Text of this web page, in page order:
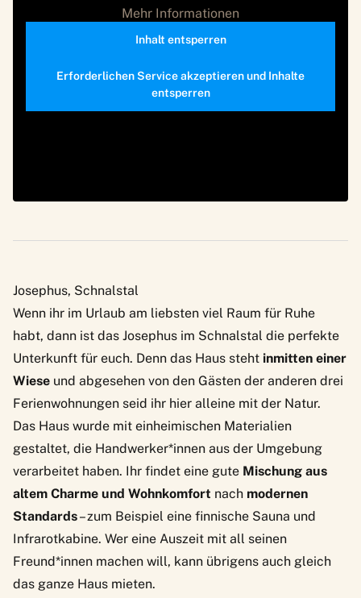
Mehr Informationen
Inhalt entsperren
Erforderlichen Service akzeptieren und Inhalte
entsperren
Josephus, Schnalstal
Wenn ihr im Urlaub am liebsten viel Raum für Ruhe
habt, dann ist das Josephus im Schnalstal die perfekte
Unterkunft für euch. Denn das Haus steht inmitten einer
Wiese und abgesehen von den Gästen der anderen drei
Ferienwohnungen seid ihr hier alleine mit der Natur.
Das Haus wurde mit einheimischen Materialien
gestaltet, die Handwerker*innen aus der Umgebung
verarbeitet haben. Ihr findet eine gute Mischung aus
altem Charme und Wohnkomfort nach modernen
Standards– zum Beispiel eine finnische Sauna und
Infrarotkabine. Wer eine Auszeit mit all seinen
Freund*innen machen will, kann übrigens auch gleich
das ganze Haus mieten.